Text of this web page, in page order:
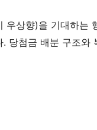
우상향)을 기대하는
당첨금 배분 구조와